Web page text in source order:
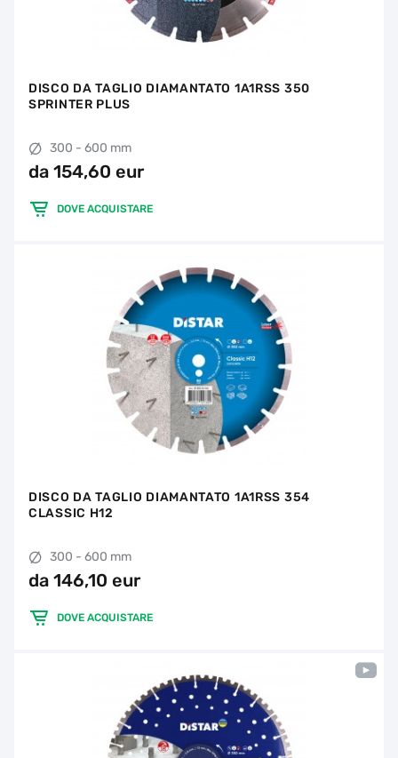
DISCO DA TAGLIO DIAMANTATO 1A1RSS 350
SPRINTER PLUS
300 - 600 mm
da 154,60 eur
DOVE ACQUISTARE
DISCO DA TAGLIO DIAMANTATO 1A1RSS 354
CLASSIC H12
300 - 600 mm
da 146,10 eur
DOVE ACQUISTARE